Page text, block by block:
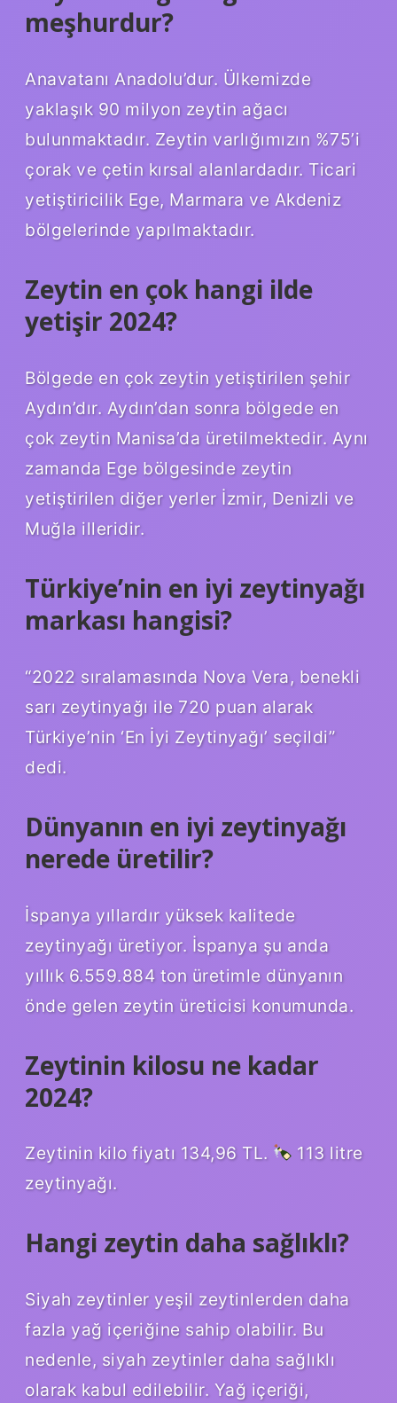
meşhurdur?
Anavatanı Anadolu’dur. Ülkemizde
yaklaşık 90 milyon zeytin ağacı
bulunmaktadır. Zeytin varlığımızın %75’i
çorak ve çetin kırsal alanlardadır. Ticari
yetiştiricilik Ege, Marmara ve Akdeniz
bölgelerinde yapılmaktadır.
Zeytin en çok hangi ilde
yetişir 2024?
Bölgede en çok zeytin yetiştirilen şehir
Aydın’dır. Aydın’dan sonra bölgede en
çok zeytin Manisa’da üretilmektedir. Aynı
zamanda Ege bölgesinde zeytin
yetiştirilen diğer yerler İzmir, Denizli ve
Muğla illeridir.
Türkiye’nin en iyi zeytinyağı
markası hangisi?
“2022 sıralamasında Nova Vera, benekli
sarı zeytinyağı ile 720 puan alarak
Türkiye’nin ‘En İyi Zeytinyağı’ seçildi”
dedi.
Dünyanın en iyi zeytinyağı
nerede üretilir?
İspanya yıllardır yüksek kalitede
zeytinyağı üretiyor. İspanya şu anda
yıllık 6.559.884 ton üretimle dünyanın
önde gelen zeytin üreticisi konumunda.
Zeytinin kilosu ne kadar
2024?
Zeytinin kilo fiyatı 134,96 TL.
113 litre
zeytinyağı.
Hangi zeytin daha sağlıklı?
Siyah zeytinler yeşil zeytinlerden daha
fazla yağ içeriğine sahip olabilir. Bu
nedenle, siyah zeytinler daha sağlıklı
olarak kabul edilebilir. Yağ içeriği,